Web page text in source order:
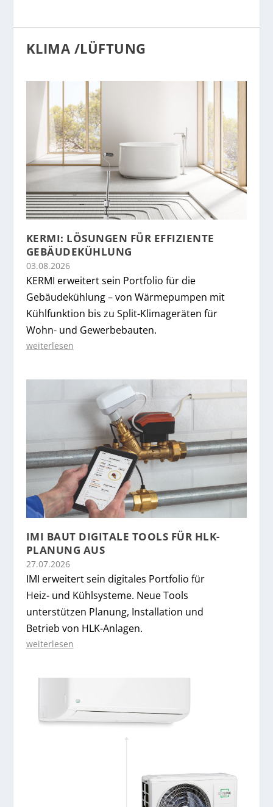
KLIMA /LÜFTUNG
KERMI: LÖSUNGEN FÜR EFFIZIENTE
GEBÄUDEKÜHLUNG
03.08.2026
KERMI erweitert sein Portfolio für die
Gebäudekühlung – von Wärmepumpen mit
Kühlfunktion bis zu Split-Klimageräten für
Wohn- und Gewerbebauten.
weiterlesen
IMI BAUT DIGITALE TOOLS FÜR HLK-
PLANUNG AUS
27.07.2026
IMI erweitert sein digitales Portfolio für
Heiz- und Kühlsysteme. Neue Tools
unterstützen Planung, Installation und
Betrieb von HLK-Anlagen.
weiterlesen